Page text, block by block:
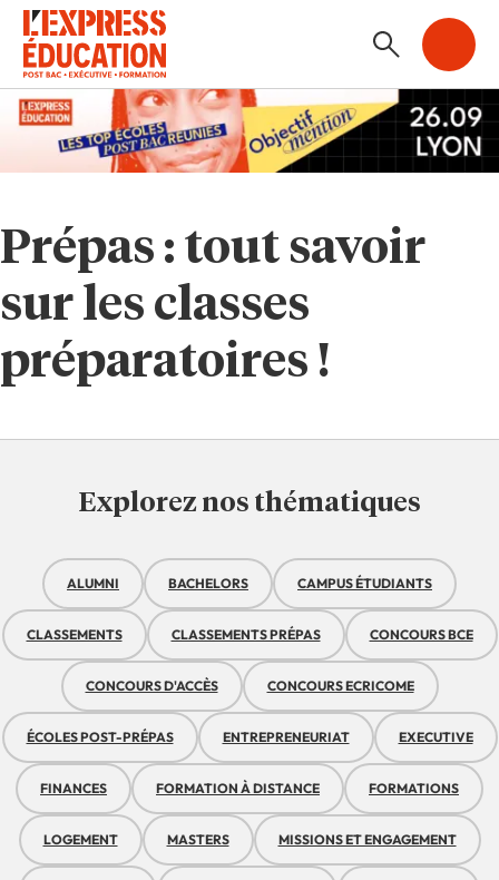
Prépas : tout savoir
sur les classes
préparatoires !
Explorez nos thématiques
ALUMNI BACHELORS CAMPUS ÉTUDIANTS
CLASSEMENTS CLASSEMENTS PRÉPAS CONCOURS BCE
CONCOURS D'ACCÈS CONCOURS ECRICOME
ÉCOLES POST-PRÉPAS ENTREPRENEURIAT EXECUTIVE
FINANCES FORMATION À DISTANCE FORMATIONS
LOGEMENT MASTERS MISSIONS ET ENGAGEMENT